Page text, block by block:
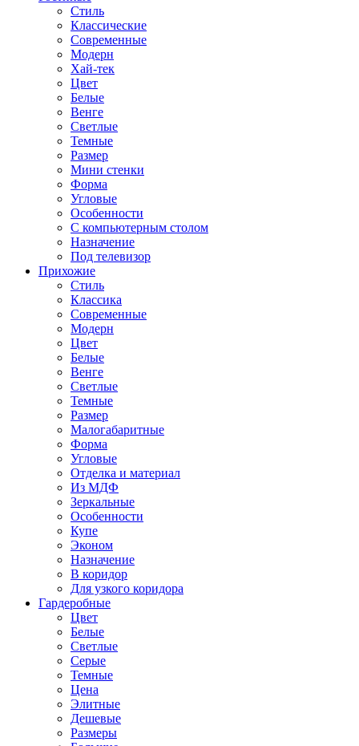
Стиль
Классические
Современные
Модерн
Хай-тек
Цвет
Белые
Венге
Светлые
Темные
Размер
Мини стенки
Форма
Угловые
Особенности
С компьютерным столом
Назначение
Под телевизор
Прихожие
Стиль
Классика
Современные
Модерн
Цвет
Белые
Венге
Светлые
Темные
Размер
Малогабаритные
Форма
Угловые
Отделка и материал
Из МДФ
Зеркальные
Особенности
Купе
Эконом
Назначение
В коридор
Для узкого коридора
Гардеробные
Цвет
Белые
Светлые
Серые
Темные
Цена
Элитные
Дешевые
Размеры